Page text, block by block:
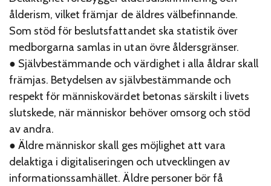
ålderism, vilket främjar de äldres välbefinnande.
Som stöd för beslutsfattandet ska statistik över
medborgarna samlas in utan övre åldersgränser.
● Självbestämmande och värdighet i alla åldrar skall
främjas. Betydelsen av självbestämmande och
respekt för människovärdet betonas särskilt i livets
slutskede, när människor behöver omsorg och stöd
av andra.
● Äldre människor skall ges möjlighet att vara
delaktiga i digitaliseringen och utvecklingen av
informationssamhället. Äldre personer bör få